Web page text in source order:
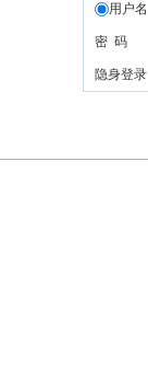
用户名
密 码
隐身登录